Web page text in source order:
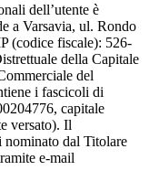
dell’utente è
a Varsavia, ul. Rondo
(codice fiscale): 526-
della Capitale
del
i fascicoli di
capitale
versato). Il
nominato dal Titolare
e-mail